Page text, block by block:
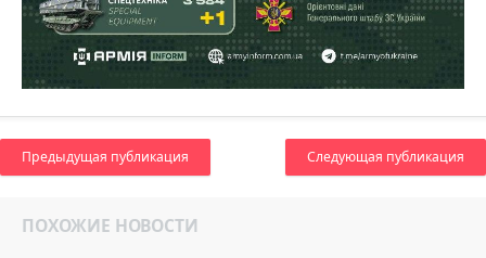
Предыдущая публикация Следующая публикация
ПОХОЖИЕ НОВОСТИ